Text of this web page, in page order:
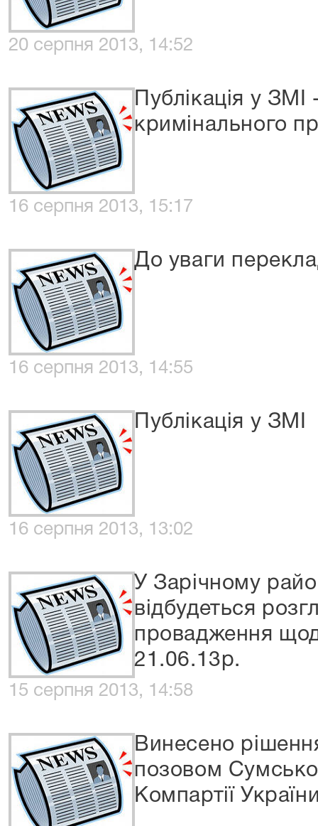
20 серпня 2013, 14:52
Публікація у
кримінального
16 серпня 2013, 15:17
До уваги
16 серпня 2013, 14:55
Публікація у ЗМІ
16 серпня 2013, 13:02
У Зарічному
відбудеться
провадження
21.06.13р.
15 серпня 2013, 14:58
Винесено
позовом Сумської
Компартії